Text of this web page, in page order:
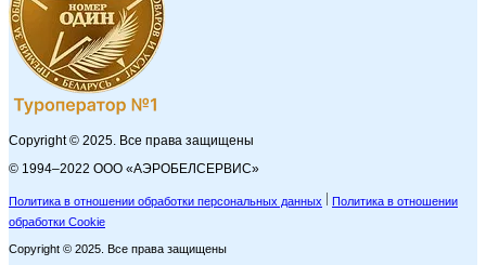
Copyright © 2025. Все права защищены
© 1994–2022 ООО «АЭРОБЕЛСЕРВИС»
Политика в отношении обработки персональных данных
Политика в отношении
обработки Cookie
Copyright © 2025. Все права защищены